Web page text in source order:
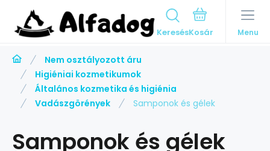
Keresés Menu
Nem osztályozott áru
Higiéniai kozmetikumok
Általános kozmetika és higiénia
Vadászgörények
Samponok és gélek
Samponok és gélek